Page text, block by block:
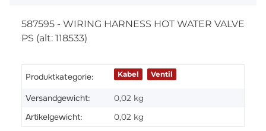
587595 - WIRING HARNESS HOT WATER VALVE
PS (alt: 118533)
Produktkategorie: Kabel Ventil
Versandgewicht: 0,02 kg
Artikelgewicht: 0,02 kg